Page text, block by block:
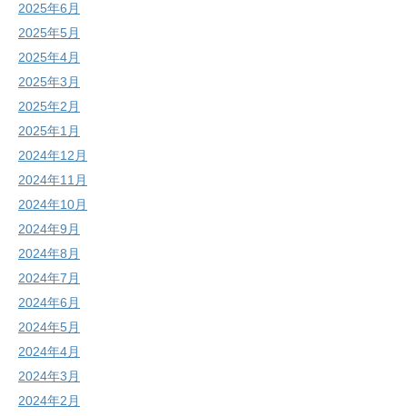
2025年6月
2025年5月
2025年4月
2025年3月
2025年2月
2025年1月
2024年12月
2024年11月
2024年10月
2024年9月
2024年8月
2024年7月
2024年6月
2024年5月
2024年4月
2024年3月
2024年2月